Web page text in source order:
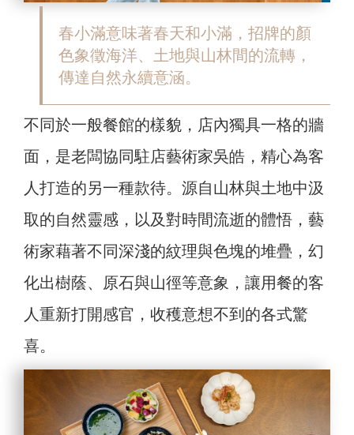
春小滿意味著春天和小滿，招牌的顏
色象徵海洋、土地與山林間的流轉，
傳達自然永續意涵。
不同於一般餐館的樣貌，店內獨具一格的牆
面，是老闆協同駐店藝術家吳皓，精心為客
人打造的另一種款待。源自山林與土地中汲
取的自然靈感，以及對時間流逝的體悟，藝
術家藉著不同深淺的紋理與色塊的堆疊，幻
化出樹蔭、原石與山徑等意象，讓用餐的客
人重新打開感官，收穫意想不到的各式驚
喜。